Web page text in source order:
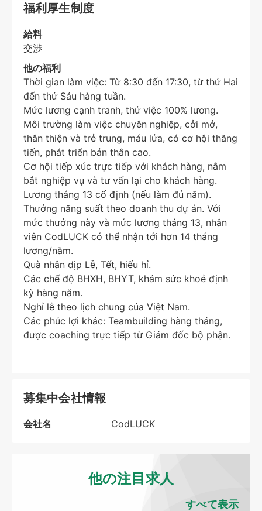
福利厚生制度
給料
交渉
他の福利
Thời gian làm việc: Từ 8:30 đến 17:30, từ thứ Hai
đến thứ Sáu hàng tuần.
Mức lương cạnh tranh, thử việc 100% lương.
Môi trường làm việc chuyên nghiệp, cởi mở,
thân thiện và trẻ trung, máu lửa, có cơ hội thăng
tiến, phát triển bản thân cao.
Cơ hội tiếp xúc trực tiếp với khách hàng, nắm
bắt nghiệp vụ và tư vấn lại cho khách hàng.
Lương tháng 13 cố định (nếu làm đủ năm).
Thưởng năng suất theo doanh thu dự án. Với
mức thưởng này và mức lương tháng 13, nhân
viên CodLUCK có thể nhận tới hơn 14 tháng
lương/năm.
Quà nhân dịp Lễ, Tết, hiếu hỉ.
Các chế độ BHXH, BHYT, khám sức khoẻ định
kỳ hàng năm.
Nghỉ lễ theo lịch chung của Việt Nam.
Các phúc lợi khác: Teambuilding hàng tháng,
được coaching trực tiếp từ Giám đốc bộ phận.
募集中会社情報
会社名 CodLUCK
他の注目求人
すべて表示